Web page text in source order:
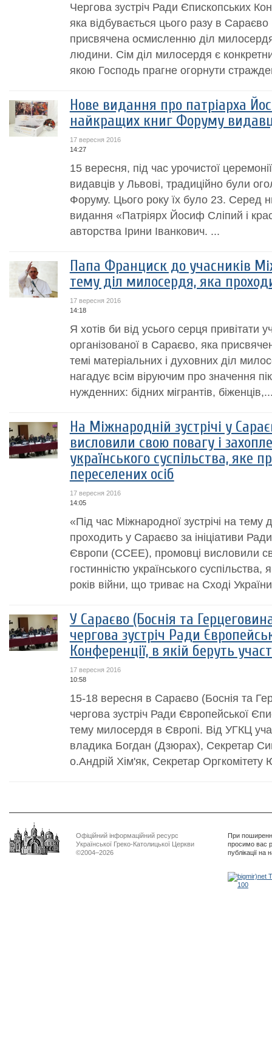
Чергова зустріч Ради Єпископських
яка відбувається цього разу в
присвячена осмисленню діл милосердя
людини. Сім діл милосердя є
якою Господь прагне огорнути
Нове видання про патріарха
найкращих книг Форуму
17 вересня 2016
14:27
15 вересня, під час урочистої
видавців у Львові, традиційно були
Форуму. Цього року їх було 23. Серед
видання «Патріярх Йосиф Сліпий і
авторства Ірини Іванкович. ...
Папа Франциск до учасників
тему діл милосердя, яка
17 вересня 2016
14:18
Я хотів би від усього серця привітати
організованої в Сараєво, яка
темі матеріальних і духовних діл
нагадує всім віруючим про значення
нужденних: бідних мігрантів,
На Міжнародній зустрічі у
висловили свою повагу і
українського суспільства, яке
переселених осіб
17 вересня 2016
14:05
«Під час Міжнародної зустрічі на тему
проходить у Сараєво за ініціативи
Європи (ССЕЕ), промовці висловили
гостинністю українського
років війни, що триває на Сході
У Сараєво (Боснія та
чергова зустріч Ради
Конференції, в якій беруть
17 вересня 2016
10:58
15-18 вересня в Сараєво (Боснія та
чергова зустріч Ради Європейської
тему милосердя в Європі. Від УГКЦ
владика Богдан (Дзюрах), Секретар
о.Андрій Хім'як, Секретар Оргкомітету
Офіційний інформаційний ресурс
Української Греко-Католицької Церкви
©2004–2026
При
просимо вас
публікації на